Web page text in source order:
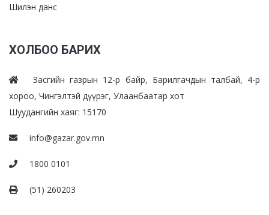
Шилэн данс
ХОЛБОО БАРИХ
Засгийн газрын 12-р байр, Барилгачдын талбай, 4-р
хороо, Чингэлтэй дүүрэг, Улаанбаатар хот
Шуудангийн хаяг: 15170
info@gazar.gov.mn
1800 0101
(51) 260203